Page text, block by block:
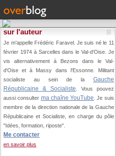
sur l'auteur
Je m'appelle Frédéric Faravel. Je suis né le 11
février 1974 à Sarcelles dans le Val-d'Oise. Je
vis alternativement à Bezons dans le Val-
d'Oise et à Massy dans l'Essonne. Militant
socialiste au sein de la Gauche
Républicaine & Socialiste . Vous pouvez
aussi consulter ma chaîne YouTube . Je suis
membre de la direction nationale de la Gauche
Républicaine et Socialiste, en charge du pôle
"Idées, formation, riposte".
Me contacter
en savoir plus